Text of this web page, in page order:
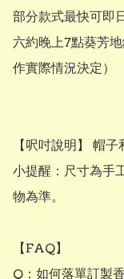
部分款式最快可即
六約晚上7點葵芳
作實際情況決定）
【呎吋說明】 帽
小提醒：尺寸為手
物為準。
【FAQ】
Q：如何落單訂製